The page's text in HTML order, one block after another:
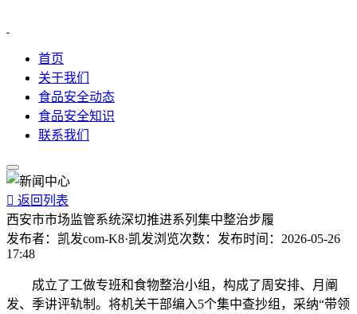
首页
关于我们
食品安全动态
食品安全知识
联系我们
 返回列表
西安市市场监管系统深切推进系列集中整治步履
发布者： 凯发com-K8·凯发浏览次数： 发布时间： 2026-05-26
17:48
成立了工做专班和食物整治小组，构成了周安排、月阐
发、季讲评轨制。将机关干部编入5个集中查抄组，采纳“带领